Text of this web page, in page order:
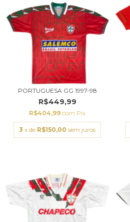
PORTUGUESA GG 1997-98
R$449,99
R$404,99 com Pix
3 x de R$150,00 sem juros